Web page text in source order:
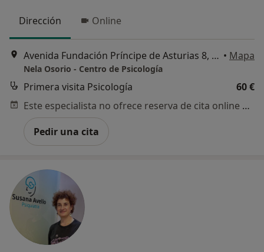
Dirección Online
Avenida Fundación Príncipe de Asturias 8, Oviedo • Mapa
Nela Osorio - Centro de Psicología
Primera visita Psicología
60 €
Este especialista no ofrece reserva de cita online en esta dirección.
Pedir una cita